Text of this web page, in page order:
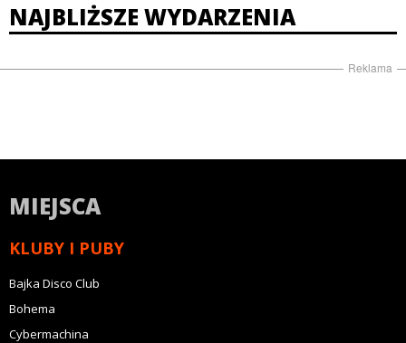
NAJBLIŻSZE WYDARZENIA
Reklama
MIEJSCA
KLUBY I PUBY
Bajka Disco Club
Bohema
Cybermachina